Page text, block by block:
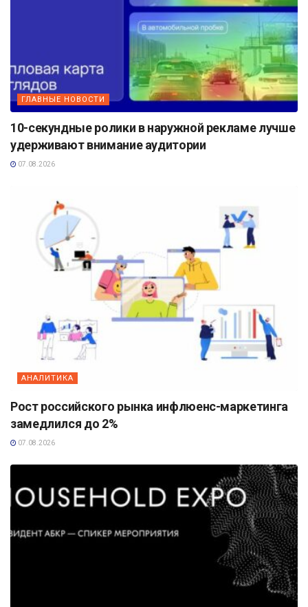
ГЛАВНЫЕ НОВОСТИ
10-секундные ролики в наружной рекламе лучше
удерживают внимание аудитории
07.08.2026
АНАЛИТИКА
Рост российского рынка инфлюенс-маркетинга
замедлился до 2%
07.08.2026